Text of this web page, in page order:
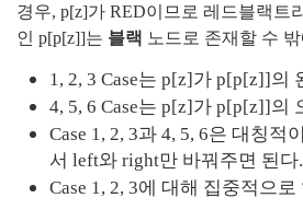
경우, p[z]가 RED이므로 레드블랙트
인 p[p[z]]는 블랙 노드로 존재할 수
1, 2, 3 Case는 p[z]가 p[p[z]]의
4, 5, 6 Case는 p[z]가 p[p[z]]의
Case 1, 2, 3과 4, 5, 6은 대칭적
서 left와 right만 바꿔주면 된다.
Case 1, 2, 3에 대해 집중적으로